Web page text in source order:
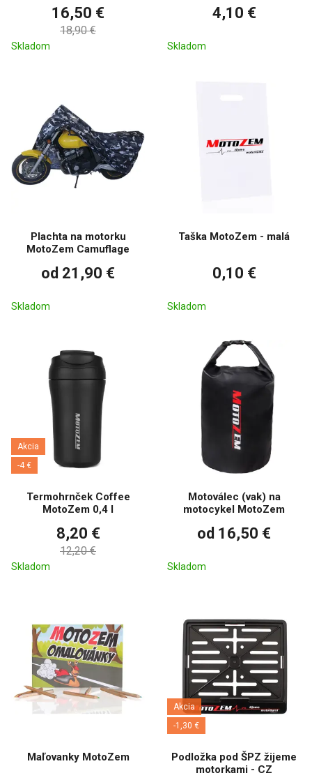
16,50 €
18,90 €
Skladom
4,10 €
Skladom
Plachta na motorku
MotoZem Camuflage
od 21,90 €
Skladom
Taška MotoZem - malá
0,10 €
Skladom
Akcia
-4 €
Termohrnček Coffee
MotoZem 0,4 l
8,20 €
12,20 €
Skladom
Motoválec (vak) na
motocykel MotoZem
od 16,50 €
Skladom
Maľovanky MotoZem
Akcia
-1,30 €
Podložka pod ŠPZ žijeme
motorkami - CZ